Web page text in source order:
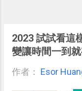
2023 試試看這
變讓時間一到
作者： Esor